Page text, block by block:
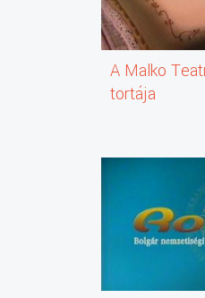
A Malko
tortája